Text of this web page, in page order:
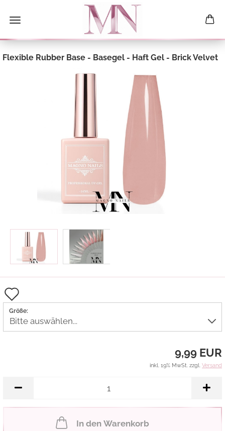
Flexible Rubber Base - Basegel - Haft Gel - Brick Velvet
den
Merkzettel
Größe:
9,99 EUR
inkl. 19% MwSt. zzgl. Versand
In den Warenkorb